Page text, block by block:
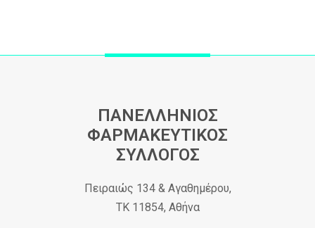
ΠΑΝΕΛΛΗΝΙΟΣ
ΦΑΡΜΑΚΕΥΤΙΚΟΣ
ΣΥΛΛΟΓΟΣ
Πειραιώς 134 & Αγαθημέρου,
ΤΚ 11854, Αθήνα